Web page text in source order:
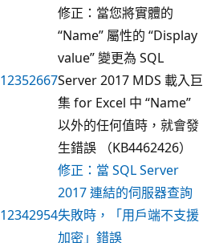
12352667
修正：當您將實體的
“Name” 屬性的 “Display
value” 變更為 SQL
Server 2017 MDS 載入巨
集 for Excel 中 “Name”
以外的任何值時，就會發
生錯誤 （KB4462426）
12342954
修正：當 SQL Server
2017 連結的伺服器查詢
失敗時，「用戶端不支援
加密」錯誤